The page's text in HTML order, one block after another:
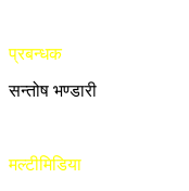
प्रबन्धक
सन्तोष भण्डारी
मल्टीमिडिया